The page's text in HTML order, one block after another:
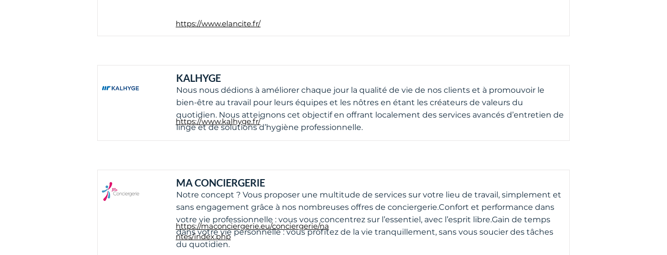
https://www.elancite.fr/
KALHYGE
Nous nous dédions à améliorer chaque jour la qualité de vie de nos clients et à promouvoir le
bien-être au travail pour leurs équipes et les nôtres en étant les créateurs de valeurs du
quotidien. Nous atteignons cet objectif en offrant localement des services avancés d’entretien de
linge et de solutions d’hygiène professionnelle.
https://www.kalhyge.fr/
MA CONCIERGERIE
Notre concept ? Vous proposer une multitude de services sur votre lieu de travail, simplement et
sans engagement grâce à nos nombreuses offres de conciergerie.Confort et performance dans
votre vie professionnelle : vous vous concentrez sur l’essentiel, avec l’esprit libre.Gain de temps
dans votre vie personnelle : vous profitez de la vie tranquillement, sans vous soucier des tâches
du quotidien.
https://maconciergerie.eu/conciergerie/na
ntes/index.php